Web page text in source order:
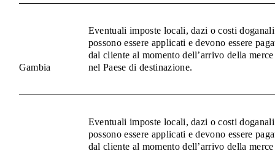
Gambia
Eventuali imposte locali, dazi o costi doganali
possono essere applicati e devono essere
dal cliente al momento dell’arrivo della merce
nel Paese di destinazione.
Eventuali imposte locali, dazi o costi doganali
possono essere applicati e devono essere
dal cliente al momento dell’arrivo della merce